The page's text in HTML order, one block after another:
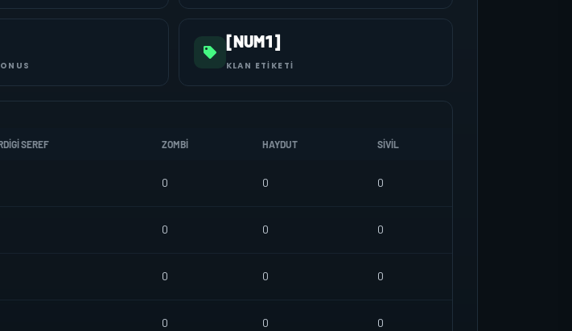
[NUM1]
KLAN ETIKETI
SEREF ZOMBI HAYDUT SIVIL
0 0 0
0 0 0
0 0 0
0 0 0